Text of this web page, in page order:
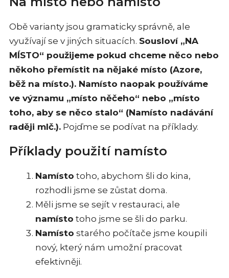
Obě varianty jsou gramaticky správně, ale
využívají se v jiných situacích. Sousloví „NA
MÍSTO“ použijeme pokud chceme něco nebo
někoho přemístit na nějaké místo (Azore,
běž na místo.). Namísto naopak používáme
ve významu „místo něčeho“ nebo „místo
toho, aby se něco stalo“ (Namísto nadávání
raději mlč.). Pojďme se podívat na příklady.
Příklady použití namísto
Namísto toho, abychom šli do kina,
rozhodli jsme se zůstat doma.
Měli jsme se sejít v restauraci, ale
namísto toho jsme se šli do parku.
Namísto starého počítače jsme koupili
nový, který nám umožní pracovat
efektivněji.